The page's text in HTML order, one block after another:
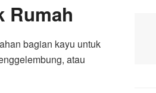
Rumah
bagian kayu untuk
atau